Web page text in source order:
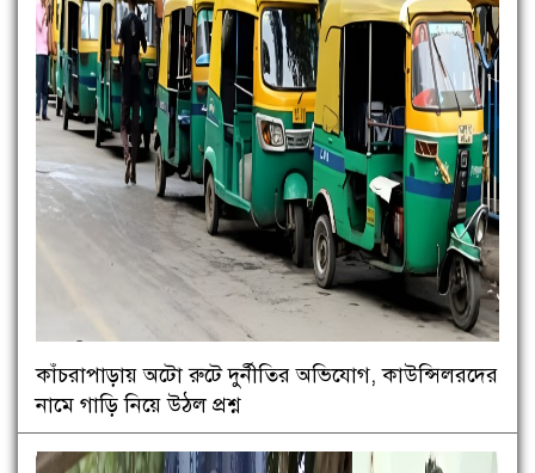
কাঁচরাপাড়ায় অটো রুটে দুর্নীতির অভিযোগ, কাউন্সিলরদের
নামে গাড়ি নিয়ে উঠল প্রশ্ন